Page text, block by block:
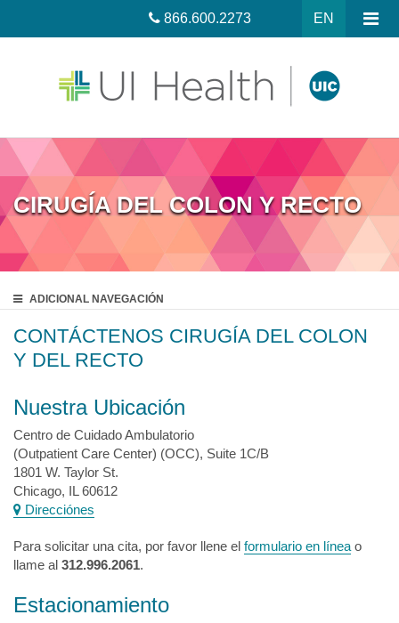
EN
866.600.2273
CIRUGÍA DEL COLON Y RECTO
ADICIONAL NAVEGACIÓN
CONTÁCTENOS CIRUGÍA DEL COLON
Y DEL RECTO
Nuestra Ubicación
Centro de Cuidado Ambulatorio
(Outpatient Care Center) (OCC), Suite 1C/B
1801 W. Taylor St.
Chicago, IL 60612
Direcciónes
Para solicitar una cita, por favor llene el formulario en línea o
llame al 312.996.2061.
Estacionamiento